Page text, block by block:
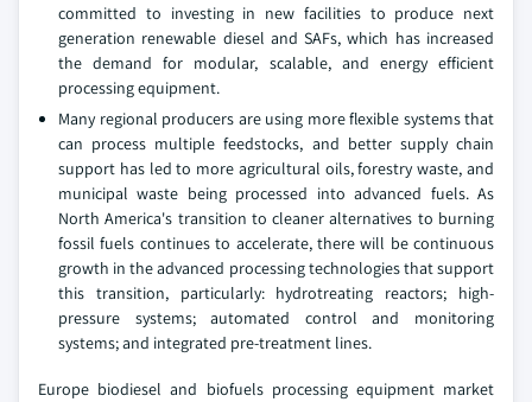
committed to investing in new facilities to produce next
generation renewable diesel and SAFs, which has increased
the demand for modular, scalable, and energy efficient
processing equipment.
Many regional producers are using more flexible systems that
can process multiple feedstocks, and better supply chain
support has led to more agricultural oils, forestry waste, and
municipal waste being processed into advanced fuels. As
North America's transition to cleaner alternatives to burning
fossil fuels continues to accelerate, there will be continuous
growth in the advanced processing technologies that support
this transition, particularly: hydrotreating reactors; high-
pressure systems; automated control and monitoring
systems; and integrated pre-treatment lines.
Europe biodiesel and biofuels processing equipment market